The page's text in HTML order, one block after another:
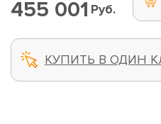
455 001 Руб.
КУПИТЬ В ОДИН